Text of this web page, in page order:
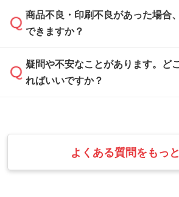
しい
解像度の低い画像や、手書きの
などを、印刷に適したベクターデ
・フルカラーデータを1色に変換
・1色印刷でグラデーションや濃
い
本体色がブラック、ネイビーな
白色か淡い色の印刷色をおすすめ
本体色がナチュラルなど淡色の場
っきりと目立たせたいときは濃
らかい雰囲気にしたいときは淡い
また、お選びいただいた印刷色
ない場合や仕上がりに影響しそう
タッフから別の色をご案内するこ
営業日は平日の10:00～18:00で
休みとなります。注文・見積・お
速やかに対応いたします。
商品不良・印刷不良があった場合
できますか？
お手数をお掛けいたしますが、
フまでご連絡ください。商品の状
・お届け時に商品が損傷・故障し
・ご注文と異なる商品が届いた
・印刷不良があった場合
疑問や不安なことがあります。ど
ればいいですか？
業日以内に担当スタッフよりメ
いたします。
お急ぎの場合はお電話でのご質問
よくある質問をもっ